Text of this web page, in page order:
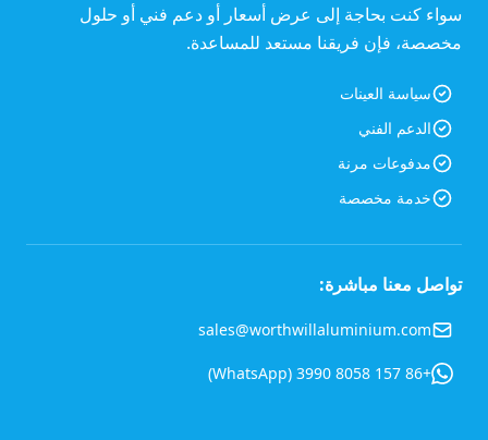
سواء كنت بحاجة إلى عرض أسعار أو دعم فني أو حلول
مخصصة، فإن فريقنا مستعد للمساعدة.
سياسة العينات
الدعم الفني
مدفوعات مرنة
خدمة مخصصة
تواصل معنا مباشرة:
sales@worthwillaluminium.com
+86 157 8058 3990 (WhatsApp)